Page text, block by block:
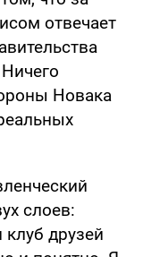
отвечает
Новака
слоев:
друзей